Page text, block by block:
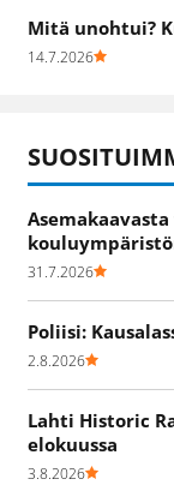
Mitä unohtui?
14.7.2026
31.7.2026
Poliisi:
2.8.2026
Lahti Historic
elokuussa
3.8.2026